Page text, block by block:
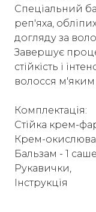
Спеціальний
реп'яха,
догляду за
Завершує
стійкість і
волосся м'яким
Комплектація:
Стійка крем-
Крем-
Бальзам - 1
Рукавички,
Інструкція